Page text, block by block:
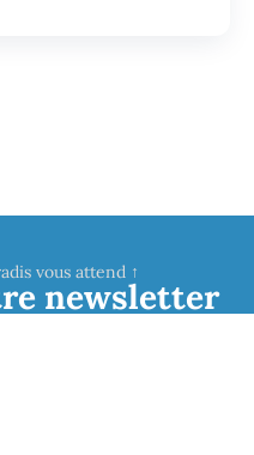
vous attend ↑
newsletter